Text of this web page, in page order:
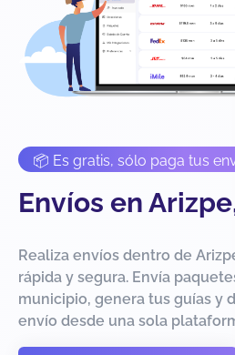
📦 Es gratis, sólo paga tus
Envíos en
Realiza envíos dentro de
rápida y segura. Envía
municipio, genera tus guías y
envío desde una sola